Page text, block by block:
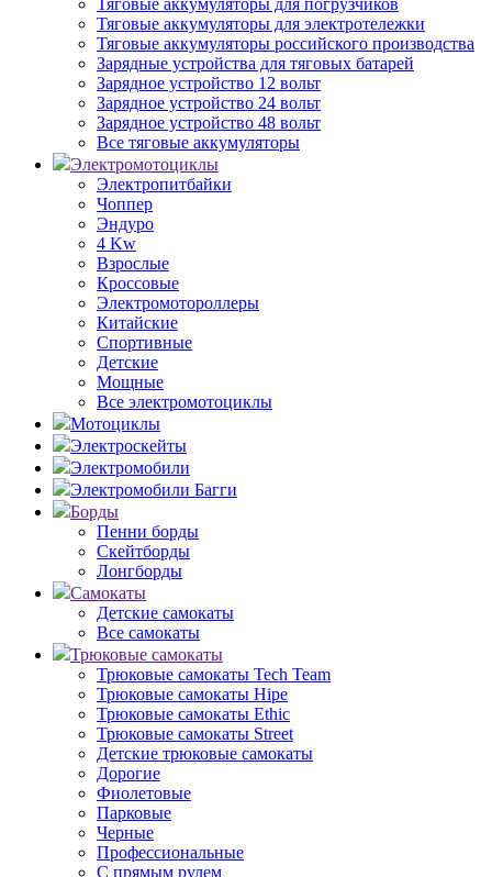
Тяговые аккумуляторы для погрузчиков
Тяговые аккумуляторы для электротележки
Тяговые аккумуляторы российского производства
Зарядные устройства для тяговых батарей
Зарядное устройство 12 вольт
Зарядное устройство 24 вольт
Зарядное устройство 48 вольт
Все тяговые аккумуляторы
Электромотоциклы
Электропитбайки
Чоппер
Эндуро
4 Kw
Взрослые
Кроссовые
Электромотороллеры
Китайские
Спортивные
Детские
Мощные
Все электромотоциклы
Мотоциклы
Электроскейты
Электромобили
Электромобили Багги
Борды
Пенни борды
Скейтборды
Лонгборды
Самокаты
Детские самокаты
Все самокаты
Трюковые самокаты
Трюковые самокаты Tech Team
Трюковые самокаты Hipe
Трюковые самокаты Ethic
Трюковые самокаты Street
Детские трюковые самокаты
Дорогие
Фиолетовые
Парковые
Черные
Профессиональные
С прямым рулем